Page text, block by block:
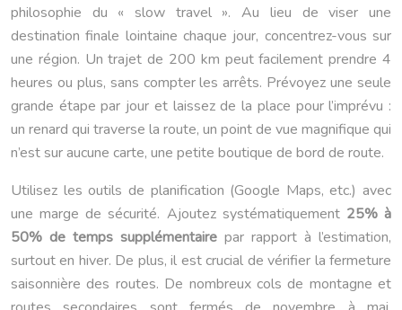
philosophie du « slow travel ». Au lieu de viser une
destination finale lointaine chaque jour, concentrez-vous sur
une région. Un trajet de 200 km peut facilement prendre 4
heures ou plus, sans compter les arrêts. Prévoyez une seule
grande étape par jour et laissez de la place pour l’imprévu :
un renard qui traverse la route, un point de vue magnifique qui
n’est sur aucune carte, une petite boutique de bord de route.
Utilisez les outils de planification (Google Maps, etc.) avec
une marge de sécurité. Ajoutez systématiquement 25% à
50% de temps supplémentaire par rapport à l’estimation,
surtout en hiver. De plus, il est crucial de vérifier la fermeture
saisonnière des routes. De nombreux cols de montagne et